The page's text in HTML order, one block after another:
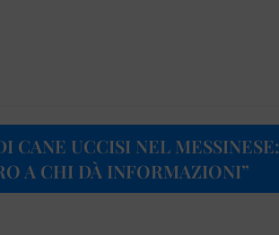
CANE UCCISI NEL MESSINESE:
A CHI DÀ INFORMAZIONI”